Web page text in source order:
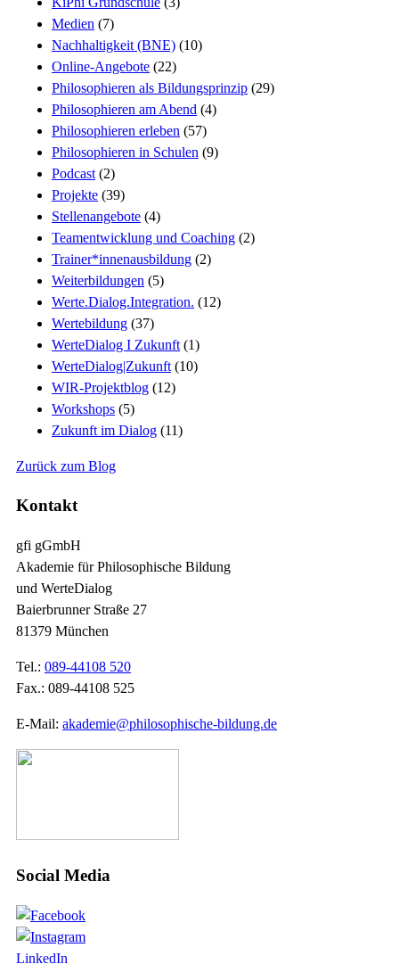
Medien (7)
Nachhaltigkeit (BNE) (10)
Online-Angebote (22)
Philosophieren als Bildungsprinzip (29)
Philosophieren am Abend (4)
Philosophieren erleben (57)
Philosophieren in Schulen (9)
Podcast (2)
Projekte (39)
Stellenangebote (4)
Teamentwicklung und Coaching (2)
Trainer*innenausbildung (2)
Weiterbildungen (5)
Werte.Dialog.Integration. (12)
Wertebildung (37)
WerteDialog I Zukunft (1)
WerteDialog|Zukunft (10)
WIR-Projektblog (12)
Workshops (5)
Zukunft im Dialog (11)
Zurück zum Blog
Kontakt
gfi gGmbH
Akademie für Philosophische Bildung
und WerteDialog
Baierbrunner Straße 27
81379 München
Tel.: 089-44108 520
Fax.: 089-44108 525
E-Mail: akademie@philosophische-bildung.de
Social Media
LinkedIn